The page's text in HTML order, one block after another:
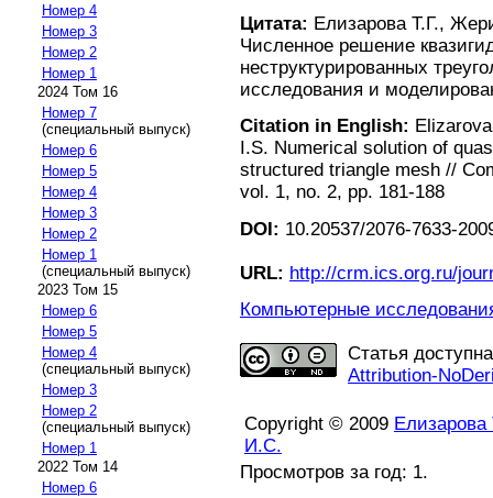
Номер 4
Номер 3
Номер 2
Номер 1
2024 Том 16
Номер 7
(специальный выпуск)
Номер 6
Номер 5
Номер 4
Номер 3
Номер 2
Номер 1
(специальный выпуск)
2023 Том 15
Номер 6
Номер 5
Номер 4
(специальный выпуск)
Номер 3
Номер 2
(специальный выпуск)
Номер 1
2022 Том 14
Номер 6
Цитата: Елизарова Т.Г.,
Численное решение
неструктурированных
исследования и
Citation in English:
I.S. Numerical solution of
structured triangle mesh //
vol. 1, no. 2, pp. 181-188
DOI: 10.20537/2076-7633-
URL: http://crm.ics.org.ru/
Компьютерные
Статья
Attribution-
Copyright © 2009 Елизарова
И.С.
Просмотров за год: 1.